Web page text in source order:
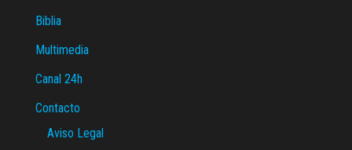
Biblia
Multimedia
Canal 24h
Contacto
Aviso Legal